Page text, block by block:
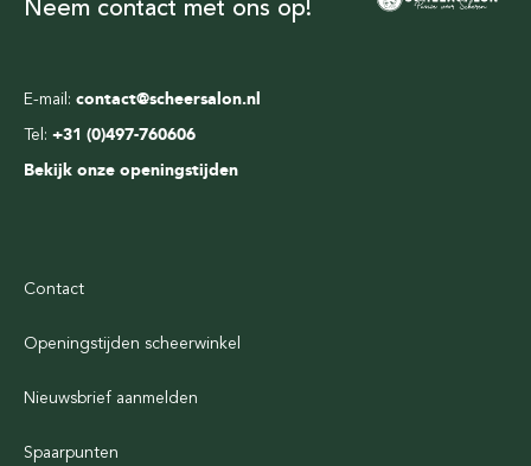
E-mail: contact@scheersalon.nl
Tel: +31 (0)497-760606
Bekijk onze openingstijden
Neem contact met ons op!
Contact
Openingstijden scheerwinkel
Nieuwsbrief aanmelden
Spaarpunten